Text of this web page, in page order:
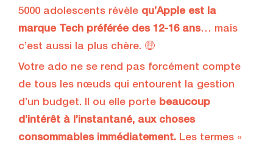
5000 adolescents révèle qu’Apple est la
marque Tech préférée des 12-16 ans… mais
c’est aussi la plus chère. 🤑
Votre ado ne se rend pas forcément compte
de tous les nœuds qui entourent la gestion
d’un budget. Il ou elle porte beaucoup
d’intérêt à l’instantané, aux choses
consommables immédiatement. Les termes «